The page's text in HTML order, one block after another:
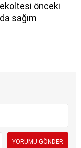
önceki
sağım